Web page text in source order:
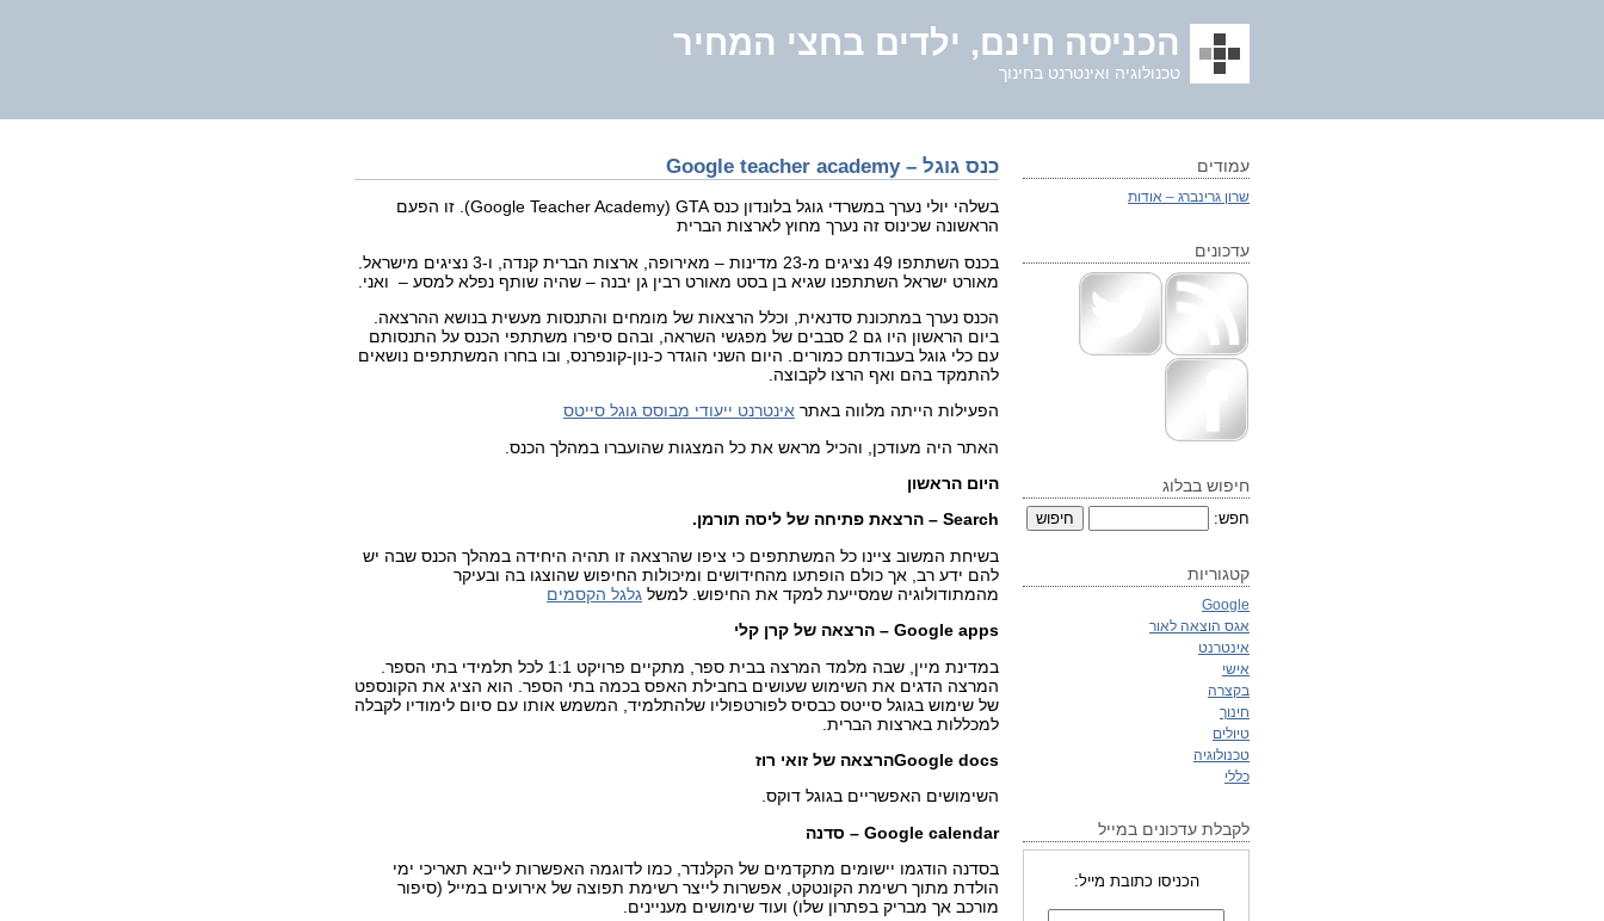
הכניסה חינם, ילדים בחצי המחיר
טכנולוגיה ואינטרנט בחינוך
כנס גוגל – Google teacher academy
בשלהי יולי נערך במשרדי גוגל בלונדון כנס Google Teacher Academy) GTA). זו הפעם
הראשונה שכינוס זה נערך מחוץ לארצות הברית
בכנס השתתפו 49 נציגים מ-23 מדינות – מאירופה, ארצות הברית קנדה, ו-3 נציגים מישראל.
מאורט ישראל השתתפנו שגיא בן בסט מאורט רבין גן יבנה – שהיה שותף נפלא למסע – ואני.
הכנס נערך במתכונת סדנאית, וכלל הרצאות של מומחים והתנסות מעשית בנושא ההרצאה.
ביום הראשון היו גם 2 סבבים של מפגשי השראה, ובהם סיפרו משתתפי הכנס על התנסותם
עם כלי גוגל בעבודתם כמורים. היום השני הוגדר כ-נון-קונפרנס, ובו בחרו המשתתפים נושאים
להתמקד בהם ואף הרצו לקבוצה.
הפעילות הייתה מלווה באתר אינטרנט ייעודי מבוסס גוגל סייטס
האתר היה מעודכן, והכיל מראש את כל המצגות שהועברו במהלך הכנס.
היום הראשון
Search – הרצאת פתיחה של ליסה תורמן.
בשיחת המשוב ציינו כל המשתתפים כי ציפו שהרצאה זו תהיה היחידה במהלך הכנס שבה יש
להם ידע רב, אך כולם הופתעו מהחידושים ומיכולות החיפוש שהוצגו בה ובעיקר
מהמתודולוגיה שמסייעת למקד את החיפוש. למשל גלגל הקסמים
Google apps – הרצאה של קרן קלי
במדינת מיין, שבה מלמד המרצה בבית ספר, מתקיים פרויקט 1:1 לכל תלמידי בתי הספר.
המרצה הדגים את השימוש שעושים בחבילת האפס בכמה בתי הספר. הוא הציג את הקונספט
של שימוש בגוגל סייטס כבסיס לפורטפוליו שלהתלמיד, המשמש אותו עם סיום לימודיו לקבלה
למכללות בארצות הברית.
Google docsהרצאה של זואי רוז
השימושים האפשריים בגוגל דוקס.
Google calendar – סדנה
בסדנה הודגמו יישומים מתקדמים של הקלנדר, כמו לדוגמה האפשרות לייבא תאריכי ימי
הולדת מתוך רשימת הקונטקט, אפשרות לייצר רשימת תפוצה של אירועים במייל (סיפור
מורכב אך מבריק בפתרון שלו) ועוד שימושים מעניינים.
עמודים
שרון גרינברג – אודות
עדכונים
חיפוש בבלוג
חפש:
קטגוריות
Google
אגס הוצאה לאור
אינטרנט
אישי
בקצרה
חינוך
טיולים
טכנולוגיה
כללי
לקבלת עדכונים במייל
הכניסו כתובת מייל: